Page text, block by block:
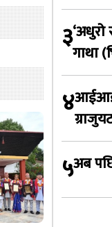
३‘अधुरो
गाथा
४
५अब